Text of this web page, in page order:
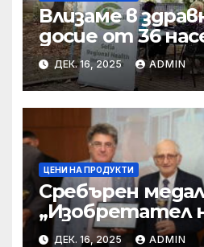
Влизаме в
досие от 36
места • МЗ
ДЕК. 16, 2025 ADMIN
ЦЕНИ НА ПРОДУКТИ
Сребърен
„Изобретател
годината“ за
ДЕК. 16, 2025 ADMIN